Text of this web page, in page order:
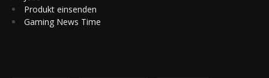
Produkt einsenden
Gaming News Time